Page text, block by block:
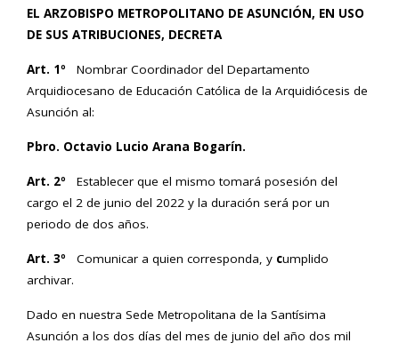
EL ARZOBISPO METROPOLITANO DE ASUNCIÓN, EN USO
DE SUS ATRIBUCIONES, DECRETA
Art. 1º Nombrar Coordinador del Departamento
Arquidiocesano de Educación Católica de la Arquidiócesis de
Asunción al:
Pbro. Octavio Lucio Arana Bogarín.
Art. 2º Establecer que el mismo tomará posesión del
cargo el 2 de junio del 2022 y la duración será por un
periodo de dos años.
Art. 3º Comunicar a quien corresponda, y cumplido
archivar.
Dado en nuestra Sede Metropolitana de la Santísima
Asunción a los dos días del mes de junio del año dos mil